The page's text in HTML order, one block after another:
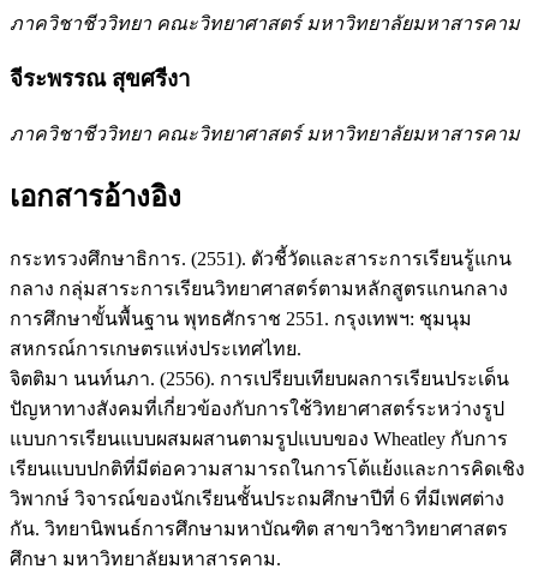
ภาควิชาชีววิทยา คณะวิทยาศาสตร์ มหาวิทยาลัยมหาสารคาม
จีระพรรณ สุขศรีงา
ภาควิชาชีววิทยา คณะวิทยาศาสตร์ มหาวิทยาลัยมหาสารคาม
เอกสารอ้างอิง
กระทรวงศึกษาธิการ. (2551). ตัวชี้วัดและสาระการเรียนรู้แกน
กลาง กลุ่มสาระการเรียนวิทยาศาสตร์ตามหลักสูตรแกนกลาง
การศึกษาขั้นพื้นฐาน พุทธศักราช 2551. กรุงเทพฯ: ชุมนุม
สหกรณ์การเกษตรแห่งประเทศไทย.
จิตติมา นนท์นภา. (2556). การเปรียบเทียบผลการเรียนประเด็น
ปัญหาทางสังคมที่เกี่ยวข้องกับการใช้วิทยาศาสตร์ระหว่างรูป
แบบการเรียนแบบผสมผสานตามรูปแบบของ Wheatley กับการ
เรียนแบบปกติที่มีต่อความสามารถในการโต้แย้งและการคิดเชิง
วิพากษ์ วิจารณ์ของนักเรียนชั้นประถมศึกษาปีที่ 6 ที่มีเพศต่าง
กัน. วิทยานิพนธ์การศึกษามหาบัณฑิต สาขาวิชาวิทยาศาสตร
ศึกษา มหาวิทยาลัยมหาสารคาม.